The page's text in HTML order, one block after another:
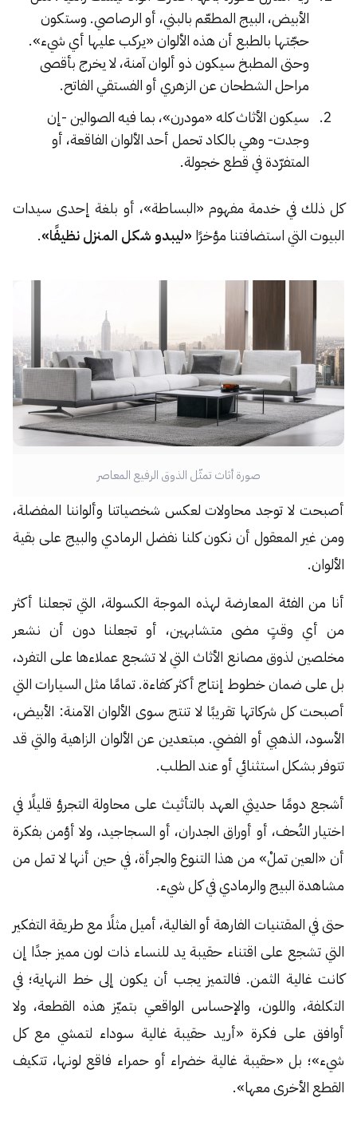
الأبيض، البيج المطعّم بالبني، أو الرصاصي. وستكون
حجّتها بالطبع أن هذه الألوان «يركب عليها أي شيء».
وحتى المطبخ سيكون ذو ألوان آمنة، لا يخرج بأقصى
مراحل الشطحان عن الزهري أو الفستقي الفاتح.
سيكون الأثاث كله «مودرن»، بما فيه الصوالين -إن
وجدت- وهي بالكاد تحمل أحد الألوان الفاقعة، أو
المتفرّدة في قطع خجولة.
كل ذلك في خدمة مفهوم «البساطة»، أو بلغة إحدى سيدات
البيوت التي استضافتنا مؤخرًا «ليبدو شكل المنزل نظيفًا».
صورة أثاث تمثّل الذوق الرفيع المعاصر
أصبحت لا توجد محاولات لعكس شخصياتنا وألواننا المفضلة،
ومن غير المعقول أن نكون كلنا نفضل الرمادي والبيج على بقية
الألوان.
أنا من الفئة المعارضة لهذه الموجة الكسولة، التي تجعلنا أكثر
من أي وقتٍ مضى متشابهين، أو تجعلنا دون أن نشعر
مخلصين لذوق مصانع الأثاث التي لا تشجع عملاءها على التفرد،
بل على ضمان خطوط إنتاج أكثر كفاءة. تمامًا مثل السيارات التي
أصبحت كل شركاتها تقريبًا لا تنتج سوى الألوان الآمنة: الأبيض،
الأسود، الذهبي أو الفضي. مبتعدين عن الألوان الزاهية والتي قد
تتوفر بشكل استثنائي أو عند الطلب.
أشجع دومًا حديثي العهد بالتأثيث على محاولة التجرؤ قليلًا في
اختيار التُحف، أو أوراق الجدران، أو السجاجيد، ولا أؤمن بفكرة
أن «العين تملْ» من هذا التنوع والجرأة، في حين أنها لا تمل من
مشاهدة البيج والرمادي في كل شيء.
حتى في المقتنيات الفارهة أو الغالية، أميل مثلًا مع طريقة التفكير
التي تشجع على اقتناء حقيبة يد للنساء ذات لون مميز جدًا إن
كانت غالية الثمن. فالتميز يجب أن يكون إلى خط النهاية؛ في
التكلفة، واللون، والإحساس الواقعي بتميّز هذه القطعة، ولا
أوافق على فكرة «أريد حقيبة غالية سوداء لتمشي مع كل
شيء»؛ بل «حقيبة غالية خضراء أو حمراء فاقع لونها، تتكيف
القطع الأخرى معها».